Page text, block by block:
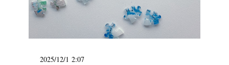
2025/12/1 2:07